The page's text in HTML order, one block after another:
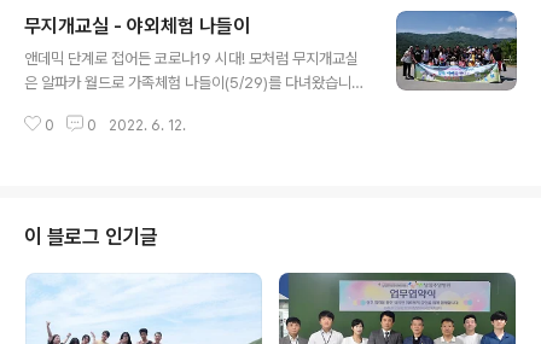
었을 것입니다. 이 자리를 빌어 감사의 인사를 전합니다. 대
한민국도 식민의 아픔을 공유하고 있는 나라입니다. 그 의
미가 남다름은 당연합니다. 함께 독립을 축하합니다. 10년
리핀 분의 후기에 묘한 마음이 들었습니다. 이렇게 공동체
무지개교실 - 야외체험 나들이
앤데믹 단계로 접어든 코로나19 시대! 모처럼 무지개교실
은 알파카 월드로 가족체험 나들이(5/29)를 다녀왔습니
트레스 확 날리고 왔습니다. 맛있는 점심도 먹고 여러 동물
나는 날이 더 많아지면 좋겠습니다. ^^
0 0 2022. 6. 12.
이 블로그 인기글